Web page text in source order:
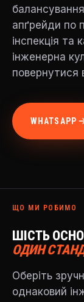
апґрейди по
інспекція
інженерна
повернутися
WHATSAPP
ЩО МИ РОБИМО
ШІСТЬ
ОДИН
Оберіть
однаковий